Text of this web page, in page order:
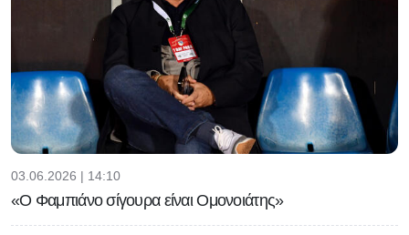
03.06.2026 | 14:10
«Ο Φαμπιάνο σίγουρα είναι Ομονοιάτης»